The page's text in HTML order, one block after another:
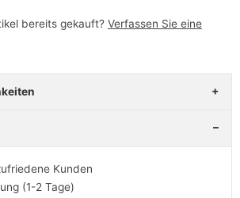
bereits gekauft? Verfassen Sie eine
Kunden
(1-2 Tage)